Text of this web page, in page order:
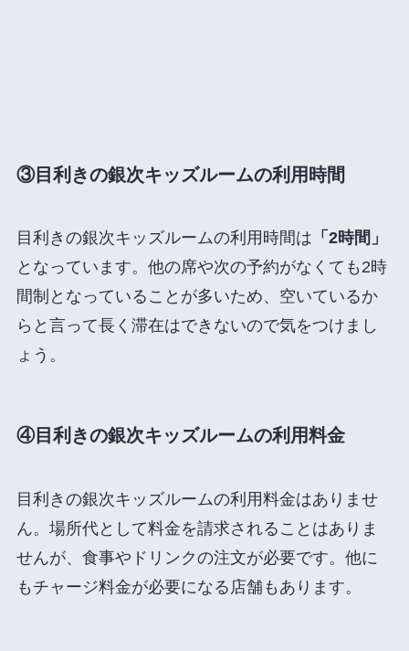
③目利きの銀次キッズルームの利用時間
目利きの銀次キッズルームの利用時間は 「2時間」
となっています。他の席や次の予約がなくても2時
間制となっていることが多いため、空いているか
らと言って長く滞在はできないので気をつけまし
ょう。
④目利きの銀次キッズルームの利用料金
目利きの銀次キッズルームの利用料金はありませ
ん。場所代として料金を請求されることはありま
せんが、食事やドリンクの注文が必要です。他に
もチャージ料金が必要になる店舗もあります。